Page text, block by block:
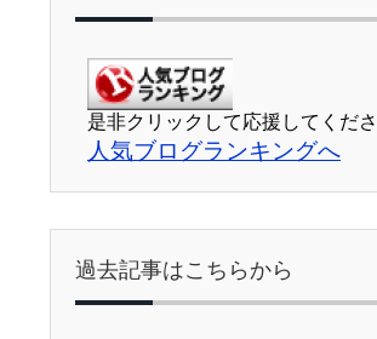
是非クリックして応援してくだ
人気ブログランキングへ
過去記事はこちらから